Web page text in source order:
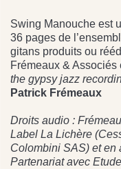
Swing Manouche est
36 pages de
gitans produits ou
Frémeaux &
the gypsy jazz
Patrick Frémeaux
Droits audio :
Label La Lichère
Colombini SAS) et en
Partenariat avec